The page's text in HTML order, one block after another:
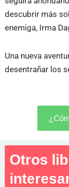
descubrir más
enemiga, Irma
Una nueva
desentrañar los
Otros